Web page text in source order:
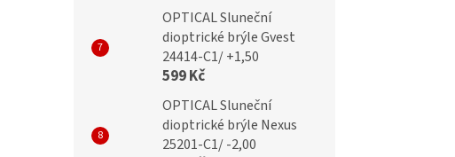
OPTICAL Sluneční
dioptrické brýle Gvest
24414-C1/ +1,50
599 Kč
OPTICAL Sluneční
dioptrické brýle Nexus
25201-C1/ -2,00